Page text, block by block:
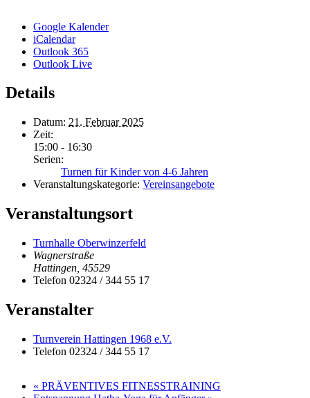
Google Kalender
iCalendar
Outlook 365
Outlook Live
Details
Datum: 21. Februar 2025
Zeit:
15:00 - 16:30
Serien:
Turnen für Kinder von 4-6 Jahren
Veranstaltungskategorie: Vereinsangebote
Veranstaltungsort
Turnhalle Oberwinzerfeld
Wagnerstraße
Hattingen 45529
Telefon 02324 / 344 55 17
Veranstalter
Turnverein Hattingen 1968 e.V.
Telefon 02324 / 344 55 17
« PRÄVENTIVES FITNESSTRAINING